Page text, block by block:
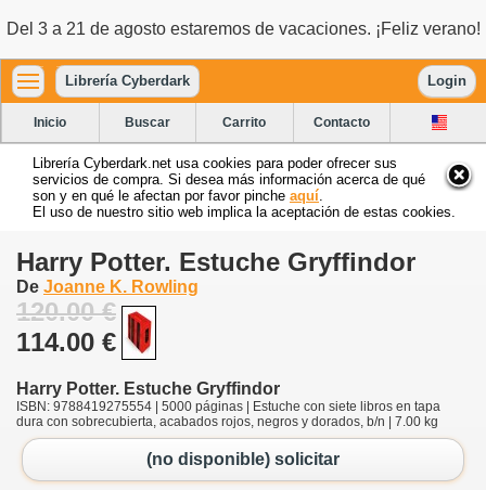
Del 3 a 21 de agosto estaremos de vacaciones. ¡Feliz verano!
Librería Cyberdark Login
Inicio Buscar Carrito Contacto
Librería Cyberdark.net usa cookies para poder ofrecer sus
servicios de compra. Si desea más información acerca de qué
son y en qué le afectan por favor pinche aquí
El uso de nuestro sitio web implica la aceptación de estas cookies.
Harry Potter. Estuche Gryffindor
De Joanne K. Rowling
120.00 €
114.00 €
Harry Potter. Estuche Gryffindor
ISBN: 9788419275554 | 5000 páginas | Estuche con siete libros en tapa
dura con sobrecubierta, acabados rojos, negros y dorados, b/n | 7.00 kg
(no disponible) solicitar